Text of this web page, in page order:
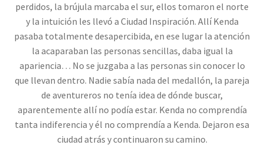
perdidos, la brújula marcaba el sur, ellos tomaron el norte
y la intuición les llevó a Ciudad Inspiración. Allí Kenda
pasaba totalmente desapercibida, en ese lugar la atención
la acaparaban las personas sencillas, daba igual la
apariencia… No se juzgaba a las personas sin conocer lo
que llevan dentro. Nadie sabía nada del medallón, la pareja
de aventureros no tenía idea de dónde buscar,
aparentemente allí no podía estar. Kenda no comprendía
tanta indiferencia y él no comprendía a Kenda. Dejaron esa
ciudad atrás y continuaron su camino.